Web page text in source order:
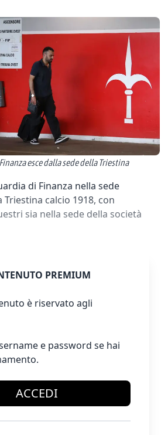
esce dalla sede della Triestina
di Finanza nella sede
Triestina calcio 1918, con
sia nella sede della società
PREMIUM
è riservato agli
e password se hai
ACCEDI